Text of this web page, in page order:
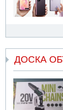
ДОСКА